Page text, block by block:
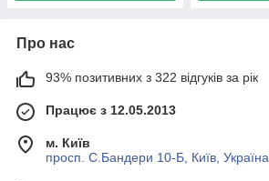
Про нас
93% позитивних з 322 відгуків за рік
Працює з 12.05.2013
м. Київ
просп. С.Бандери 10-Б, Київ, Україна